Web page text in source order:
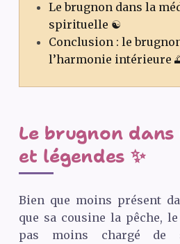
Le brugnon dans la
spirituelle ☯️
Conclusion : le
l’harmonie intérieure
Le brugnon dans
et légendes ✨
Bien que moins présent
que sa cousine la pêche,
pas moins chargé de